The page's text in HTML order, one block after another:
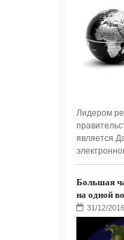
Лидером
является
Большая
на одной